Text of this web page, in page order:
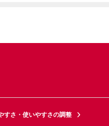
すさ・使いやすさの調整